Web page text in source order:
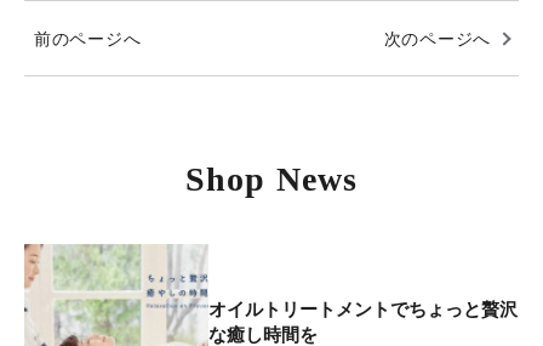
前のページへ 次のページへ
Shop News
オイルトリートメントでちょっと贅沢
な癒し時間を